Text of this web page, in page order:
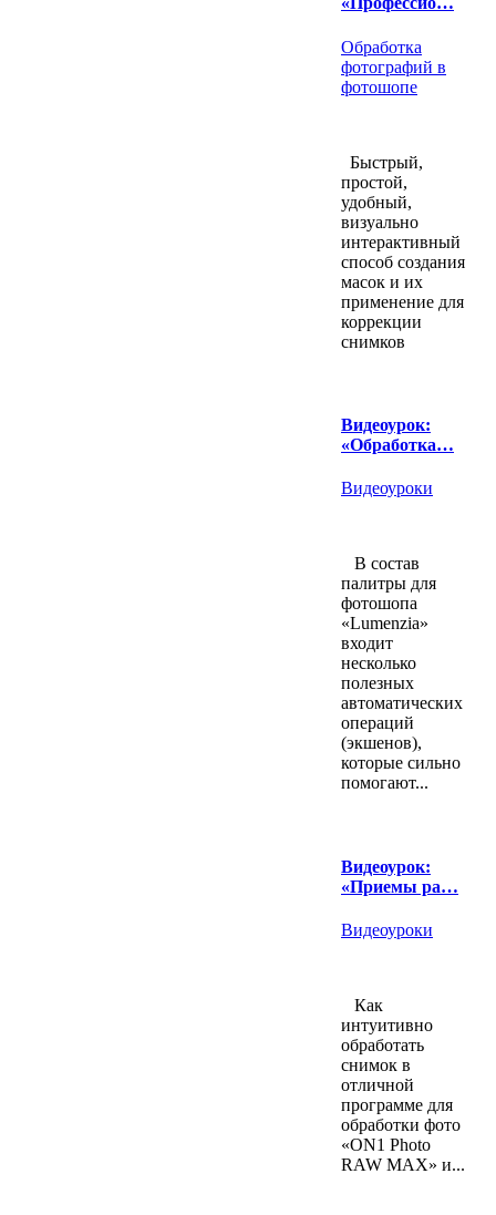
Обработка
фотографий в
фотошопе
Быстрый,
простой,
удобный,
визуально
интерактивный
способ создания
масок и их
применение для
коррекции
снимков
Видеоурок:
«Обработка…
Видеоуроки
В состав
палитры для
фотошопа
«Lumenzia»
входит
несколько
полезных
автоматических
операций
(экшенов),
которые сильно
помогают...
Видеоурок:
«Приемы ра…
Видеоуроки
Как
интуитивно
обработать
снимок в
отличной
программе для
обработки фото
«ON1 Photo
RAW MAX» и...